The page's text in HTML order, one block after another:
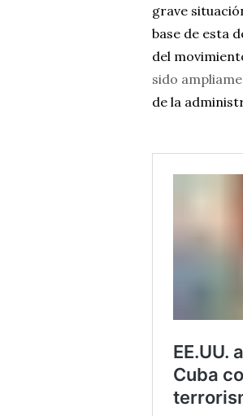
grave
base de esta
del
sido
de la